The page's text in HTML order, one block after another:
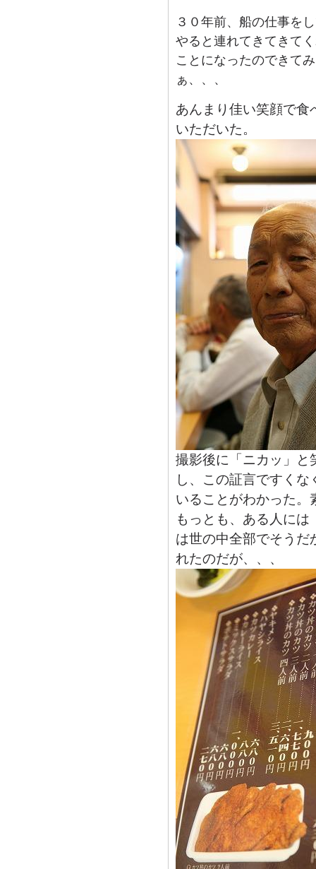
３０年前、船の仕事を
やると連れてきてきて
ことになったのできて
ぁ、、、
あんまり佳い笑顔で食
いただいた。
撮影後に「ニカッ」と
し、この証言ですく
いることがわかった。
もっとも、ある人に
は世の中全部でそうだ
れたのだが、、、